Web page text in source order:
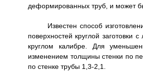
деформированных труб, и может
Известен способ
поверхностей круглой
круглом калибре. Для
изменением толщины стенки по
по стенке трубы 1,3-2,1.